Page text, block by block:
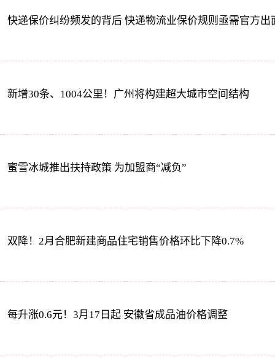
快递保价纠纷频发的背后 快递物流业保价规则亟需官方出
新增30条、1004公里！广州将构建超大城市空间结构
蜜雪冰城推出扶持政策 为加盟商“减负”
双降！2月合肥新建商品住宅销售价格环比下降0.7%
每升涨0.6元！3月17日起 安徽省成品油价格调整